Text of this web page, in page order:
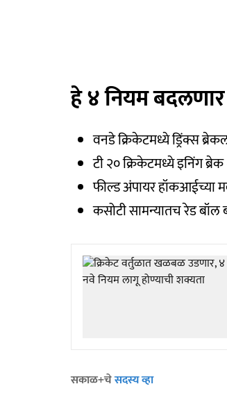
हे ४ नियम बदलणार
वनडे क्रिकेटमध्ये ड्रिंक्स
टी २० क्रिकेटमध्ये इनिंग
फील्ड अंपायर
कसोटी सामन्यातच रेड
सकाळ+चेसदस्य व्हा